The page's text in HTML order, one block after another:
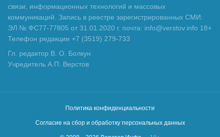
связи, информационных технологий и массовых
коммуникаций. Запись в реестре зарегистрированных СМИ:
ЭЛ № ФС77-77805 от 31.01.2020 г. почта: info@verstov.info 18+
Телефон редакции +7 (3519) 279-733
Гл. редактор В. О. Болкун
Учредитель А.П. Верстов
Политика конфиденциальности
Согласие на сбор и обработку персональных данных